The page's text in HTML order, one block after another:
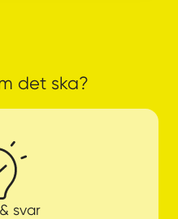
det ska?
svar